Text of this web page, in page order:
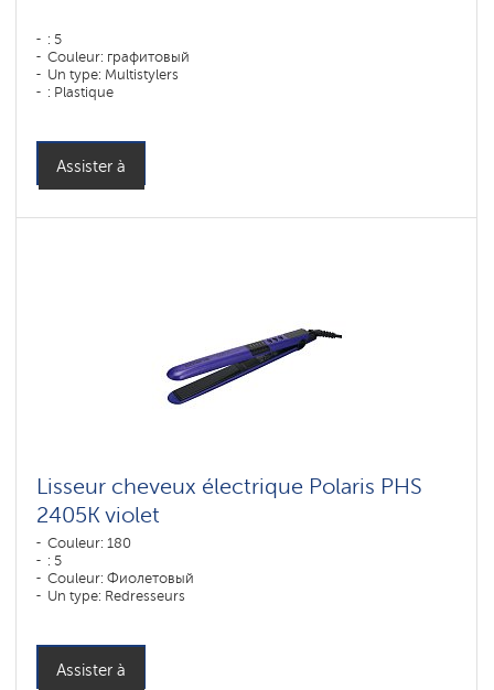
: 5
Couleur: графитовый
Un type: Multistylers
: Plastique
Assister à
Lisseur cheveux électrique Polaris PHS
2405K violet
Couleur: 180
: 5
Couleur: Фиолетовый
Un type: Redresseurs
Assister à